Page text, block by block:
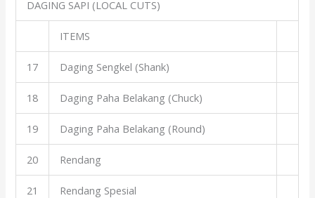
DAGING SAPI (LOCAL CUTS)
ITEMS
17 Daging Sengkel (Shank)
18 Daging Paha Belakang (Chuck)
19 Daging Paha Belakang (Round)
20 Rendang
21 Rendang Spesial